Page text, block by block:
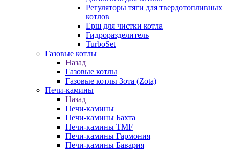
Регуляторы тяги для твердотопливных
котлов
Ерш для чистки котла
Гидроразделитель
TurboSet
Газовые котлы
Назад
Газовые котлы
Газовые котлы Зота (Zota)
Печи-камины
Назад
Печи-камины
Печи-камины Бахта
Печи-камины TMF
Печи-камины Гармония
Печи-камины Бавария